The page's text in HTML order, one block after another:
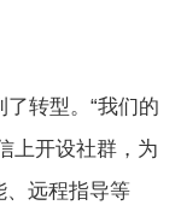
转型。“我们的
上开设社群，为
、远程指导等